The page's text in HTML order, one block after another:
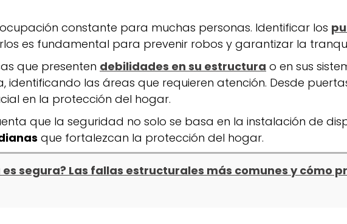
constante para muchas personas. Identificar los
es fundamental para prevenir robos y garantizar la
que presenten debilidades en su estructura o en sus
identificando las áreas que requieren atención. Desde
en la protección del hogar.
que la seguridad no solo se basa en la instalación de
que fortalezcan la protección del hogar.
segura? Las fallas estructurales más comunes y cómo